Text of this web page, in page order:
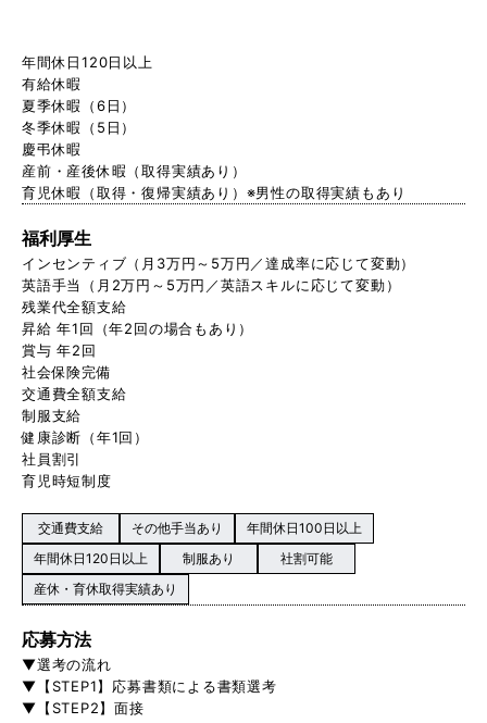
年間休日120日以上
有給休暇
夏季休暇（6日）
冬季休暇（5日）
慶弔休暇
産前・産後休暇（取得実績あり）
育児休暇（取得・復帰実績あり）※男性の取得実績もあり
福利厚生
インセンティブ（月3万円～5万円／達成率に応じて変動）
英語手当（月2万円～5万円／英語スキルに応じて変動）
残業代全額支給
昇給 年1回（年2回の場合もあり）
賞与 年2回
社会保険完備
交通費全額支給
制服支給
健康診断（年1回）
社員割引
育児時短制度
交通費支給 その他手当あり
年間休日100日以上
年間休日120日以上
制服あり
社割可能
産休・育休取得実績あり
応募方法
▼選考の流れ
▼【STEP1】応募書類による書類選考
▼【STEP2】面接